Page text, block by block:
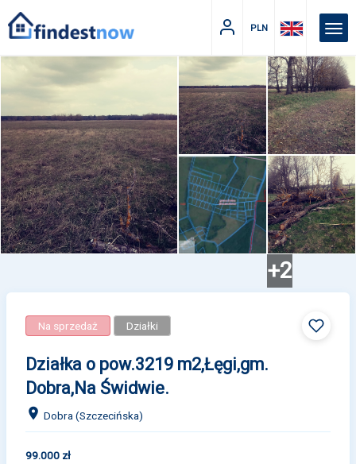
PLN
+2
Na sprzedaż Działki
Działka o pow.3219 m2,Łęgi,gm.
Dobra,Na Świdwie.
Dobra (Szczecińska)
99.000 zł